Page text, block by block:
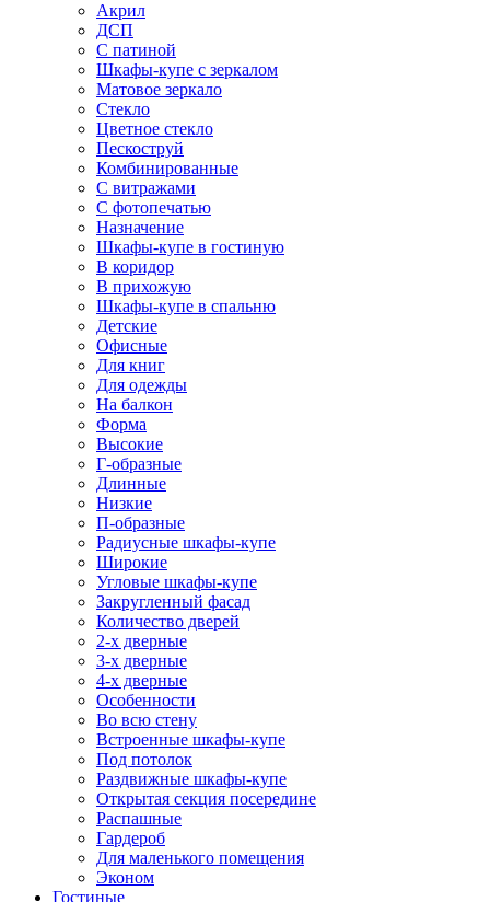
Акрил
ДСП
С патиной
Шкафы-купе с зеркалом
Матовое зеркало
Стекло
Цветное стекло
Пескоструй
Комбинированные
С витражами
С фотопечатью
Назначение
Шкафы-купе в гостиную
В коридор
В прихожую
Шкафы-купе в спальню
Детские
Офисные
Для книг
Для одежды
На балкон
Форма
Высокие
Г-образные
Длинные
Низкие
П-образные
Радиусные шкафы-купе
Широкие
Угловые шкафы-купе
Закругленный фасад
Количество дверей
2-х дверные
3-х дверные
4-х дверные
Особенности
Во всю стену
Встроенные шкафы-купе
Под потолок
Раздвижные шкафы-купе
Открытая секция посередине
Распашные
Гардероб
Для маленького помещения
Эконом
Гостиные